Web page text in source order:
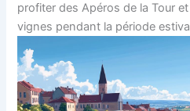
profiter des Apéros de la Tour
vignes pendant la période